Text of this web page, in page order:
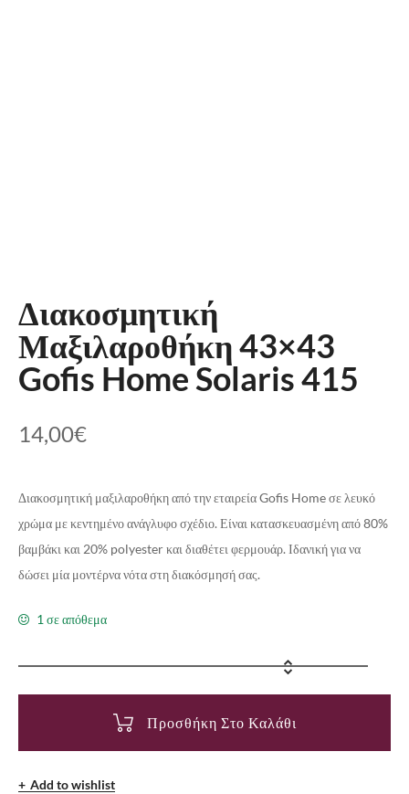
Διακοσμητική
Μαξιλαροθήκη 43×43
Gofis Home Solaris 415
14,00€
Διακοσμητική μαξιλαροθήκη από την εταιρεία Gofis Home σε λευκό
χρώμα με κεντημένο ανάγλυφο σχέδιο. Είναι κατασκευασμένη από 80%
βαμβάκι και 20% polyester και διαθέτει φερμουάρ. Ιδανική για να
δώσει μία μοντέρνα νότα στη διακόσμησή σας.
1 σε απόθεμα
Προσθήκη Στο Καλάθι
Add to wishlist